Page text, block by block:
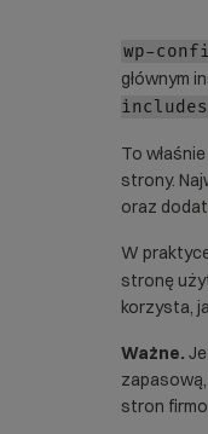
wp-
głównym
includes
To
strony.
oraz
W
stronę
korzysta,
Ważne.
stron